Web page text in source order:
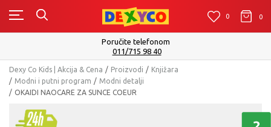
0 0 0
Poručite telefonom
011/715 98 40
Dexy Co Kids | Akcija & Cena Proizvodi
Knjižara
Modni i putni program
Modni detalji
OKAIDI NAOCARE ZA SUNCE COEUR